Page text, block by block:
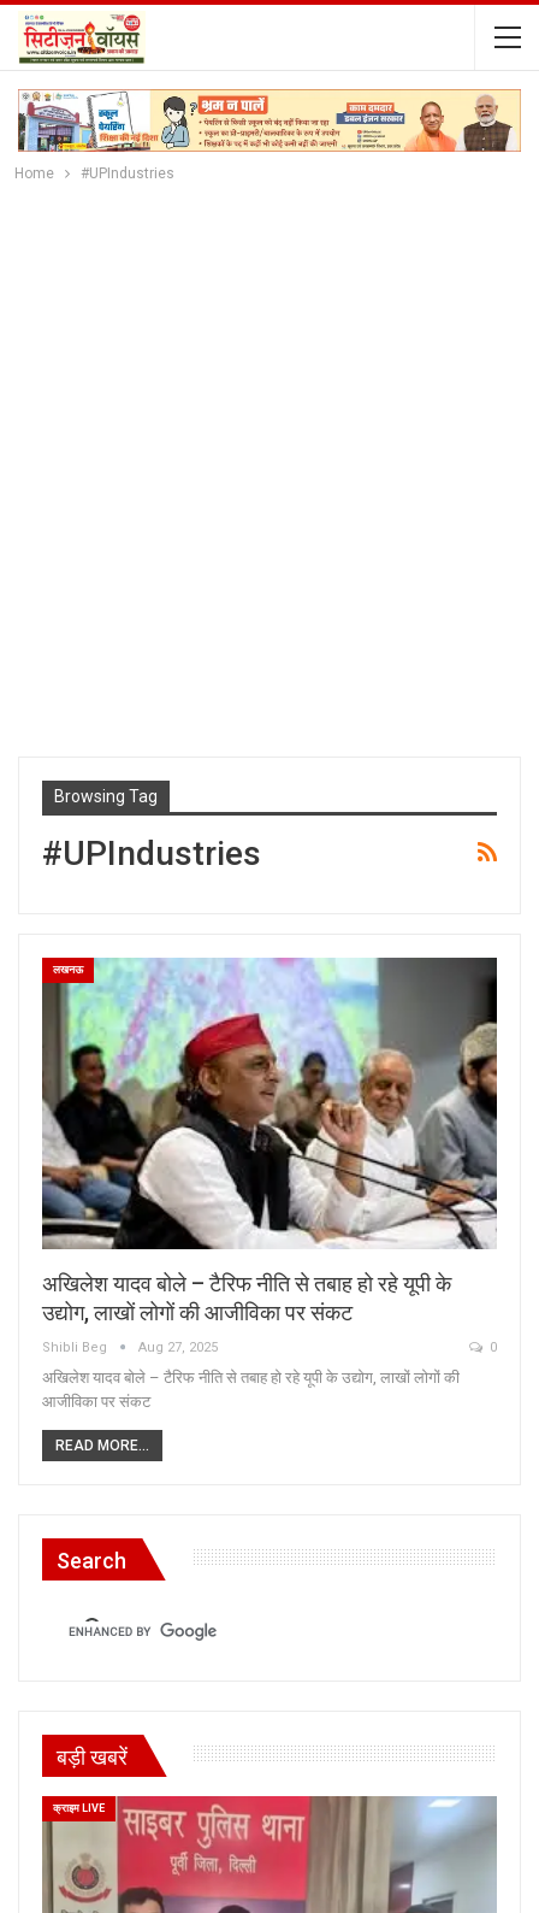
Home #UPIndustries
Browsing Tag
#UPIndustries
लखनऊ
अखिलेश यादव बोले – टैरिफ नीति से तबाह हो रहे यूपी के
उद्योग, लाखों लोगों की आजीविका पर संकट
Shibli Beg Aug 27, 2025 0
अखिलेश यादव बोले – टैरिफ नीति से तबाह हो रहे यूपी के उद्योग, लाखों लोगों की
आजीविका पर संकट
READ MORE...
Search
बड़ी खबरें
क्राइम LIVE